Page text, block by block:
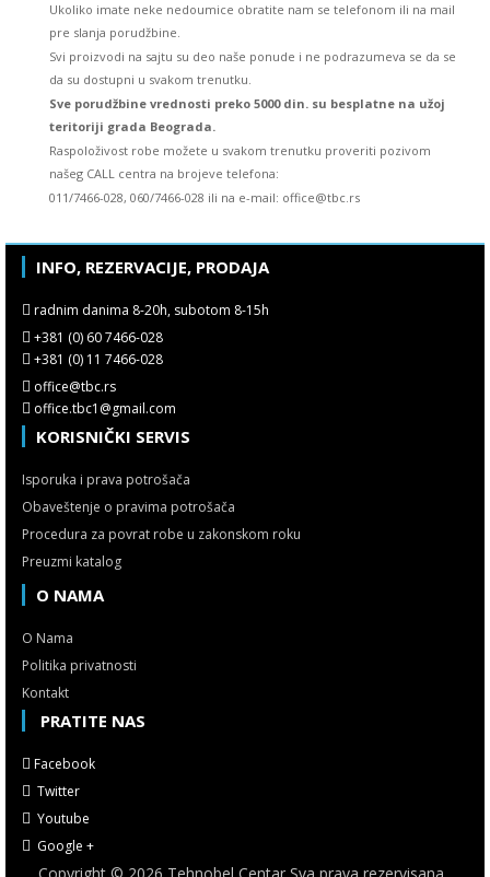
Ukoliko imate neke nedoumice obratite nam se telefonom ili na mail
pre slanja porudžbine.
Svi proizvodi na sajtu su deo naše ponude i ne podrazumeva se da se
da su dostupni u svakom trenutku.
Sve porudžbine vrednosti preko 5000 din. su besplatne na užoj
teritoriji grada Beograda.
Raspoloživost robe možete u svakom trenutku proveriti pozivom
našeg CALL centra na brojeve telefona:
011/7466-028, 060/7466-028 ili na e-mail: office@tbc.rs
INFO, REZERVACIJE, PRODAJA
radnim danima 8-20h, subotom 8-15h
+381 (0) 60 7466-028
+381 (0) 11 7466-028
office@tbc.rs
office.tbc1@gmail.com
KORISNIČKI SERVIS
Isporuka i prava potrošača
Obaveštenje o pravima potrošača
Procedura za povrat robe u zakonskom roku
Preuzmi katalog
O NAMA
O Nama
Politika privatnosti
Kontakt
PRATITE NAS
Facebook
Twitter
Youtube
Google +